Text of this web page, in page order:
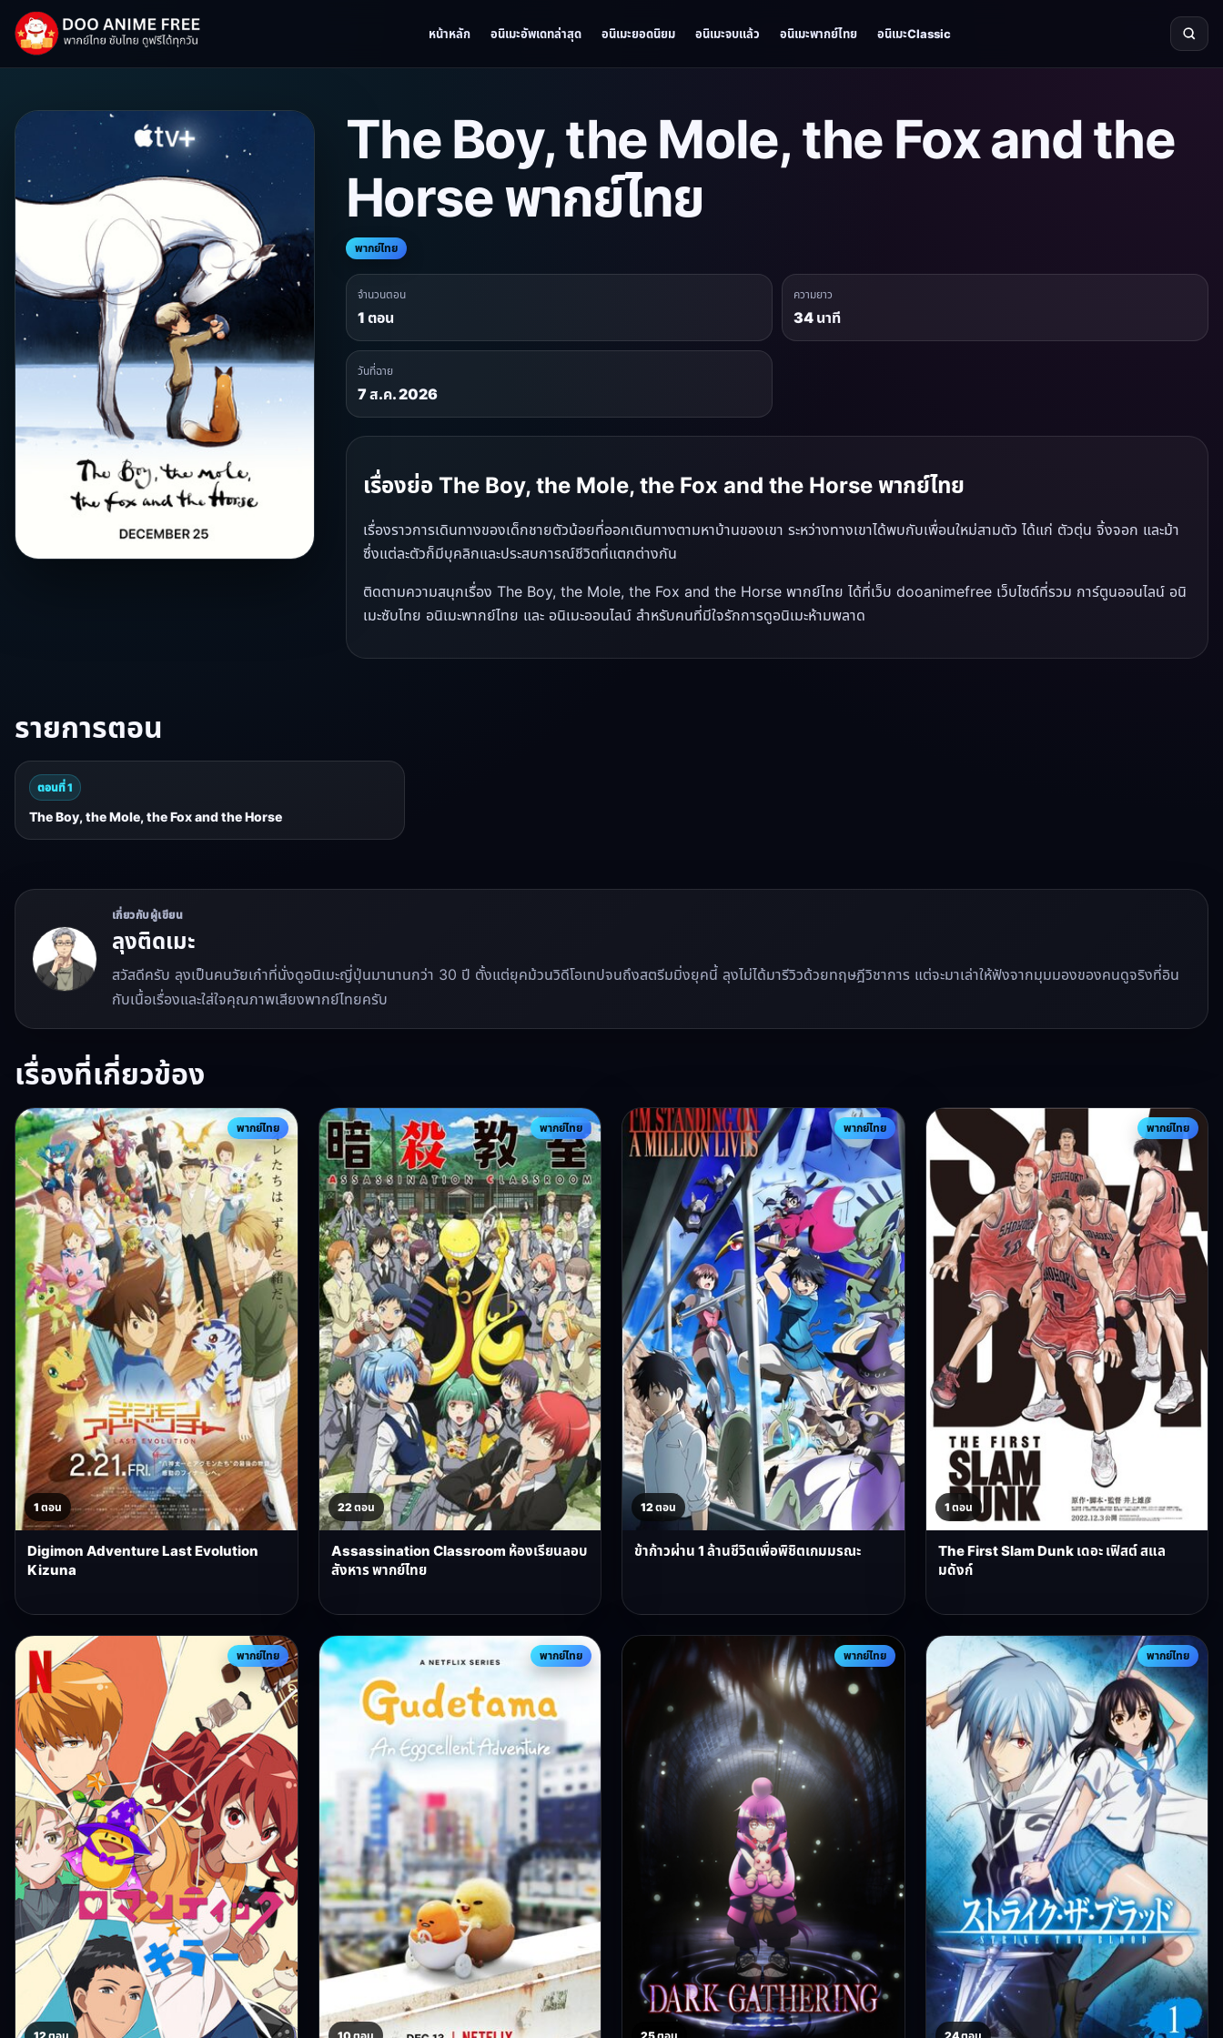
หน้าหลัก อนิเมะอัพเดทล่าสุด อนิเมะยอดนิยม อนิเมะจบแล้ว อนิเมะพากย์ไทย อนิเมะClassic
The Boy, the Mole, the Fox and the
Horse พากย์ไทย
พากย์ไทย
จำนวนตอน
1 ตอน
ความยาว
34 นาที
วันที่ฉาย
7 ส.ค. 2026
เรื่องย่อ The Boy, the Mole, the Fox and the Horse พากย์ไทย
เรื่องราวการเดินทางของเด็กชายตัวน้อยที่ออกเดินทางตามหาบ้านของเขา ระหว่างทางเขาได้พบกับเพื่อนใหม่สามตัว ได้แก่ ตัวตุ่น จิ้งจอก และม้า
ซึ่งแต่ละตัวก็มีบุคลิกและประสบการณ์ชีวิตที่แตกต่างกัน
ติดตามความสนุกเรื่อง The Boy, the Mole, the Fox and the Horse พากย์ไทย ได้ที่เว็บ dooanimefree เว็บไซต์ที่รวม การ์ตูนออนไลน์ อนิ
เมะซับไทย อนิเมะพากย์ไทย และ อนิเมะออนไลน์ สำหรับคนที่มีใจรักการดูอนิเมะห้ามพลาด
รายการตอน
ตอนที่ 1
The Boy, the Mole, the Fox and the Horse
เกี่ยวกับผู้เขียน
ลุงติดเมะ
สวัสดีครับ ลุงเป็นคนวัยเก๋าที่นั่งดูอนิเมะญี่ปุ่นมานานกว่า 30 ปี ตั้งแต่ยุคม้วนวิดีโอเทปจนถึงสตรีมมิ่งยุคนี้ ลุงไม่ได้มารีวิวด้วยทฤษฎีวิชาการ แต่จะมาเล่าให้ฟังจากมุมมองของคนดูจริงที่อิน
กับเนื้อเรื่องและใส่ใจคุณภาพเสียงพากย์ไทยครับ
เรื่องที่เกี่ยวข้อง
พากย์ไทย
1 ตอน
Digimon Adventure Last Evolution
Kizuna
พากย์ไทย
22 ตอน
Assassination Classroom ห้องเรียนลอบ
สังหาร พากย์ไทย
พากย์ไทย
12 ตอน
ข้าก้าวผ่าน 1 ล้านชีวิตเพื่อพิชิตเกมมรณะ
พากย์ไทย
1 ตอน
The First Slam Dunk เดอะ เฟิสต์ สแล
มดังก์
พากย์ไทย พากย์ไทย พากย์ไทย พากย์ไทย